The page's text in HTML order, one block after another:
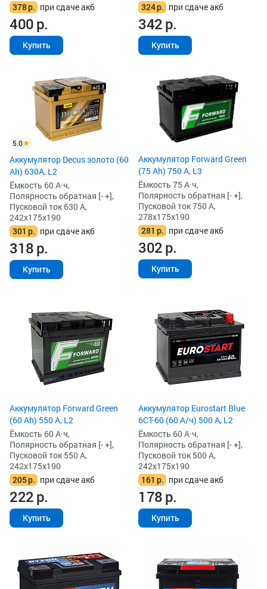
378р. при сдаче акб
400р.
Купить
324р. при сдаче акб
342р.
Купить
5.0
Аккумулятор Decus золото (60
Ah) 630A, L2
Ёмкость 60 А·ч,
Полярность обратная [- +],
Пусковой ток 630 А,
242x175x190
301 р. при сдаче акб
318р.
Купить
Аккумулятор Forward Green
(75 Ah) 750 А, L3
Ёмкость 75 А·ч,
Полярность обратная [- +],
Пусковой ток 750 А,
278x175x190
281 р. при сдаче акб
302р.
Купить
Аккумулятор Forward Green
(60 Ah) 550 А, L2
Ёмкость 60 А·ч,
Полярность обратная [- +],
Пусковой ток 550 А,
242x175x190
205р. при сдаче акб
222р.
Купить
Аккумулятор Eurostart Blue
6CT-60 (60 А/ч) 500 А, L2
Ёмкость 60 А·ч,
Полярность обратная [- +],
Пусковой ток 500 А,
242x175x190
161 р. при сдаче акб
178р.
Купить